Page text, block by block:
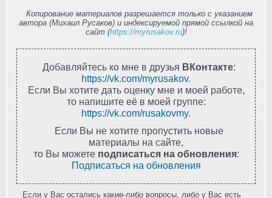
Копирование материалов разрешается только с указанием
автора (Михаил Русаков) и индексируемой прямой ссылкой на
сайт (https://myrusakov.ru)!
Добавляйтесь ко мне в друзья ВКонтакте:
https://vk.com/myrusakov.
Если Вы хотите дать оценку мне и моей работе,
то напишите её в моей группе:
https://vk.com/rusakovmy.
Если Вы не хотите пропустить новые
материалы на сайте,
то Вы можете подписаться на обновления:
Подписаться на обновления
Если у Вас остались какие-либо вопросы, либо у Вас есть